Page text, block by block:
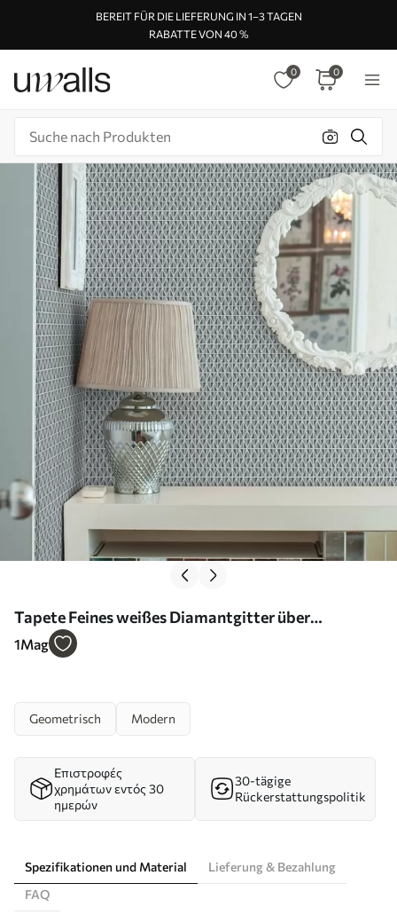
BEREIT FÜR DIE LIEFERUNG IN 1–3 TAGEN
RABATTE VON 40 %
0 0
Tapete Feines weißes Diamantgitter über
gedämpftem Blaugrün Nr. a00903
1Mag
Geometrisch Modern
Επιστροφές
χρημάτων εντός 30
ημερών
30-tägige
Rückerstattungspolitik
Spezifikationen und Material
Lieferung & Bezahlung
FAQ